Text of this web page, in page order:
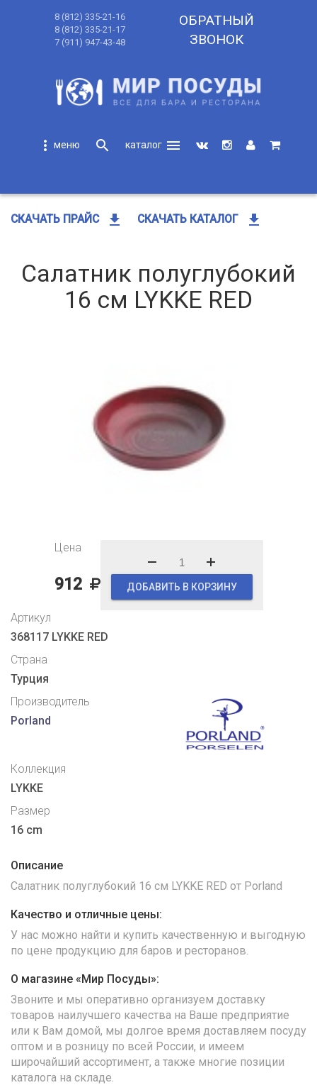
8 (812) 335-21-16
8 (812) 335-21-17
7 (911) 947-43-48
ОБРАТНЫЙ
ЗВОНОК
more_vert search
menu
СКАЧАТЬ ПРАЙС get_app СКАЧАТЬ КАТАЛОГ get_app
Салатник полуглубокий
16 см LYKKE RED
Цена
912 ДОБАВИТЬ В КОРЗИНУ
Артикул
368117 LYKKE RED
Страна
Турция
Производитель
Porland
Коллекция
LYKKE
Размер
16 cm
Описание
Салатник полуглубокий 16 см LYKKE RED от Porland
Качество и отличные цены:
У нас можно найти и купить качественную и выгодную
по цене продукцию для баров и ресторанов.
О магазине «Мир Посуды»:
Звоните и мы оперативно организуем доставку
товаров наилучшего качества на Ваше предприятие
или к Вам домой, мы долгое время доставляем посуду
оптом и в розницу по всей России, и имеем
широчайший ассортимент, а также многие позиции
каталога на складе.